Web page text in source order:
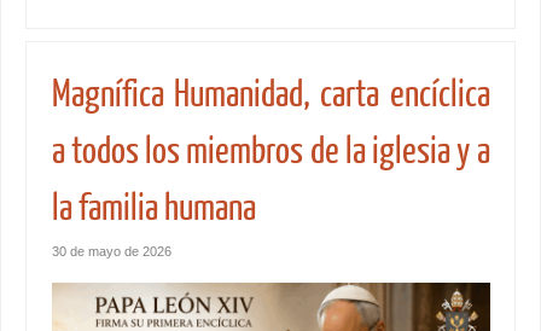
Magnífica Humanidad, carta encíclica
a todos los miembros de la iglesia y a
la familia humana
30 de mayo de 2026